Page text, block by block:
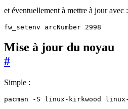
et éventuellement à mettre à jour avec :
Mise à jour du noyau
#
Simple :